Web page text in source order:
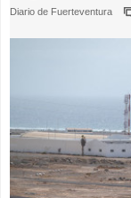
Diario de Fuerteventura